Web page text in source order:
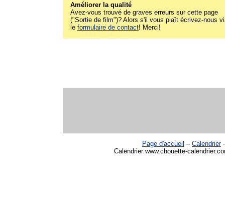
Améliorer la qualité
Avez-vous trouvé de graves erreurs sur cette page
("Sortie de film")? Alors s'il vous plaît écrivez-nous
le formulaire de contact! Merci!
Page d'accueil – Calendrier
Calendrier www.chouette-